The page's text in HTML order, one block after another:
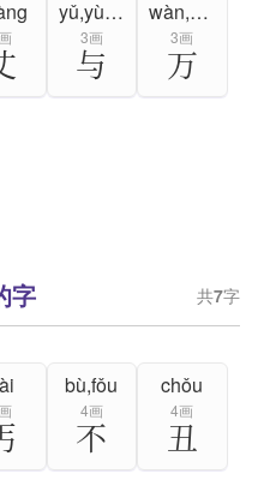
yǔ,yù,yú
3画
与
wàn,mò
3画
万
字 共7字
bù,fǒu
4画
不
chǒu
4画
丑